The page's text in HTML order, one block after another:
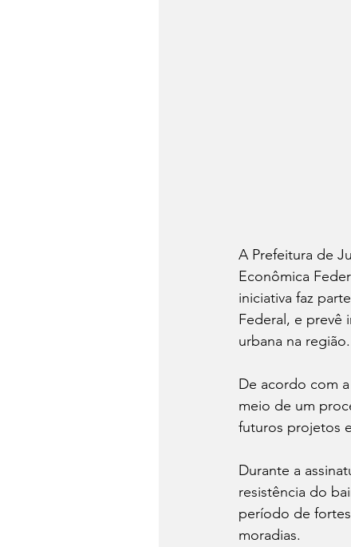
A Prefeitura de
Econômica
iniciativa faz
Federal, e prevê
urbana na região.
De acordo com
meio de um
futuros projetos
Durante a
resistência do
período de
moradias.